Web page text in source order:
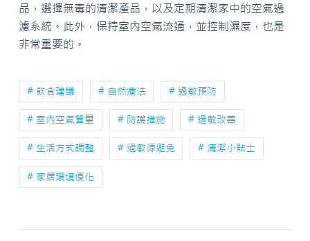
品，選擇無毒的清潔產品，以及定期清潔家中的空氣過
濾系統。此外，保持室內空氣流通，並控制濕度，也是
非常重要的。
# 飲食建議 # 自然療法 # 過敏預防
# 室內空氣質量 # 防護措施 # 過敏改善
# 生活方式調整 # 過敏源避免 # 清潔小貼士
# 家居環境優化